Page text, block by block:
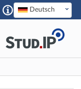
Deutsch